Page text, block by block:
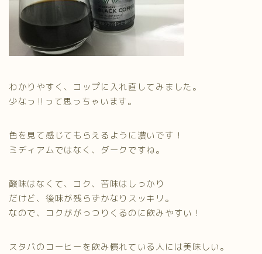
わかりやすく、コップに入れ直してみました。
少なっ‼︎って思っちゃいます。
色を見て感じてもらえるように濃いです！
ミディアムではなく、ダークですね。
酸味はなくて、コク、苦味はしっかり
だけど、後味が残らずかなりスッキリ。
なので、コクががっつりくるのに飲みやすい！
スタバのコーヒーを飲み慣れている人には美味しい。